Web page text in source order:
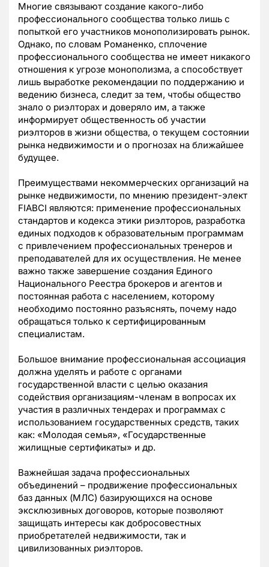
Многие связывают создание какого-либо
профессионального сообщества только лишь с
попыткой его участников монополизировать рынок.
Однако, по словам Романенко, сплочение
профессионального сообщества не имеет никакого
отношения к угрозе монополизма, а способствует
лишь выработке рекомендации по поддержанию и
ведению бизнеса, следит за тем, чтобы общество
знало о риэлторах и доверяло им, а также
информирует общественность об участии
риэлторов в жизни общества, о текущем состоянии
рынка недвижимости и о прогнозах на ближайшее
будущее.
Преимуществами некоммерческих организаций на
рынке недвижимости, по мнению президент-элект
FIABCI являются: применение профессиональных
стандартов и кодекса этики риэлторов, разработка
единых подходов к образовательным программам
с привлечением профессиональных тренеров и
преподавателей для их осуществления. Не менее
важно также завершение создания Единого
Национального Реестра брокеров и агентов и
постоянная работа с населением, которому
необходимо постоянно разъяснять, почему надо
обращаться только к сертифицированным
специалистам.
Большое внимание профессиональная ассоциация
должна уделять и работе с органами
государственной власти с целью оказания
содействия организациям-членам в вопросах их
участия в различных тендерах и программах с
использованием государственных средств, таких
как: «Молодая семья», «Государственные
жилищные сертификаты» и др.
Важнейшая задача профессиональных
объединений – продвижение профессиональных
баз данных (МЛС) базирующихся на основе
эксклюзивных договоров, которые позволяют
защищать интересы как добросовестных
приобретателей недвижимости, так и
цивилизованных риэлторов.